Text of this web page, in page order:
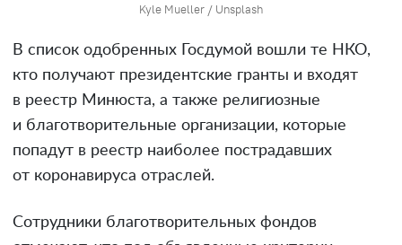
Kyle Mueller / Unsplash
В список одобренных Госдумой вошли те НКО,
кто получают президентские гранты и входят
в реестр Минюста, а также религиозные
и благотворительные организации, которые
попадут в реестр наиболее пострадавших
от коронавируса отраслей.
Сотрудники благотворительных фондов